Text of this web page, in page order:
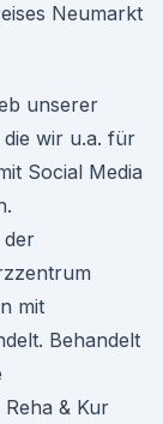
Neumarkt
unserer
die wir u.a. für
Social Media
der
mit
Behandelt
& Kur